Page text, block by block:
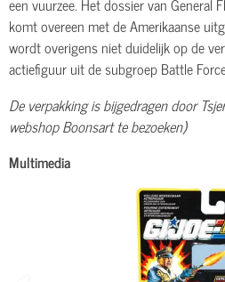
komt overeen met de Amerikaanse
wordt overigens niet duidelijk op de
actiefiguur uit de subgroep Battle
De verpakking is bijgedragen door
webshop Boonsart te bezoeken)
Multimedia